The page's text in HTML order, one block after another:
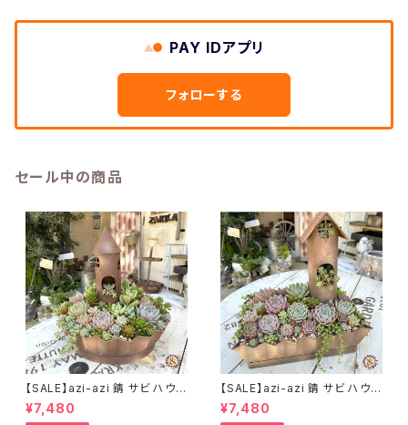
PAY IDアプリ
フォローする
セール中の商品
【SALE】azi-azi 錆 サビ ハウス
プランター ラウンド 訳あり 特価
送料無料
¥7,480
【SALE】azi-azi 錆 サビ ハウス
プランター スクエア 訳あり 特
価 送料無料
¥7,480